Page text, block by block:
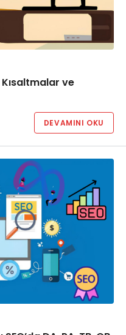
ve
DEVAMINI OKU